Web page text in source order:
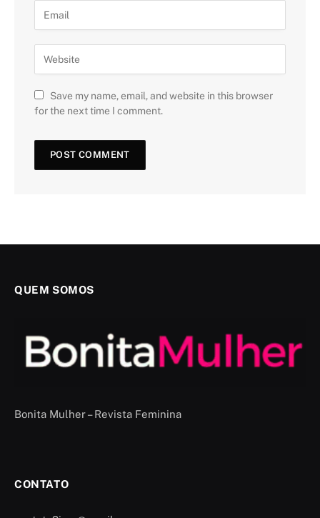
Save my name, email, and website in this browser
for the next time I comment.
QUEM SOMOS
Bonita Mulher – Revista Feminina
CONTATO